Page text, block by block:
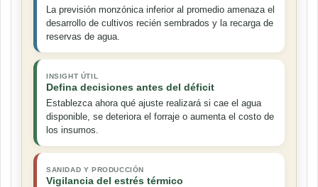
La previsión monzónica inferior al promedio amenaza el
desarrollo de cultivos recién sembrados y la recarga de
reservas de agua.
INSIGHT ÚTIL
Defina decisiones antes del déficit
Establezca ahora qué ajuste realizará si cae el agua
disponible, se deteriora el forraje o aumenta el costo de
los insumos.
SANIDAD Y PRODUCCIÓN
Vigilancia del estrés térmico